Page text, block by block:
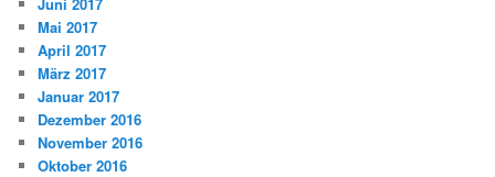
Mai 2017
April 2017
März 2017
Januar 2017
Dezember 2016
November 2016
Oktober 2016